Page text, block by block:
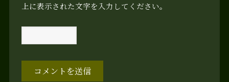
上に表示された文字を入力してください。